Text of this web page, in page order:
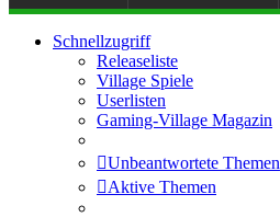
Schnellzugriff
Releaseliste
Village Spiele
Userlisten
Gaming-Village Magazin
Unbeantwortete Themen
Aktive Themen